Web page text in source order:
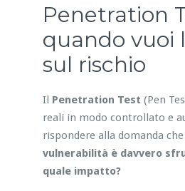
Penetration
quando vuoi
sul rischio
Il Penetration Test (Pen
reali in modo controllato e
rispondere alla domanda
vulnerabilità è davvero
quale impatto?